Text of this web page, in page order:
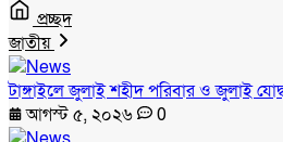
প্রচ্ছদ
জাতীয়
টাঙ্গাইলে জুলাই শহীদ পরিবার ও জুলাই
আগস্ট ৫, ২০২৬
0